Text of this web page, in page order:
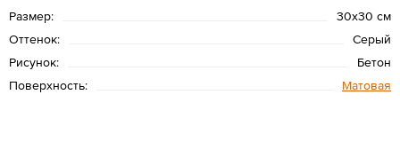
Размер:
30x30 см
Оттенок:
Серый
Рисунок:
Бетон
Поверхность:
Матовая